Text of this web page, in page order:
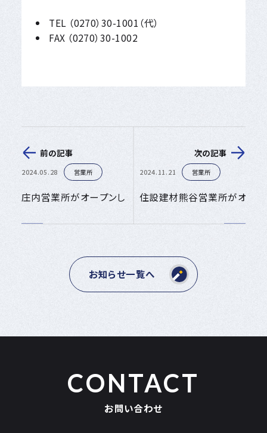
TEL （0270）30-1001（代）
FAX （0270）30-1002
前の記事
2024.05.28 営業所
庄内営業所がオープンしました。
次の記事
2024.11.21 営業所
住設建材熊谷営業所がオープ
お知らせ一覧へ
CONTACT
お問い合わせ